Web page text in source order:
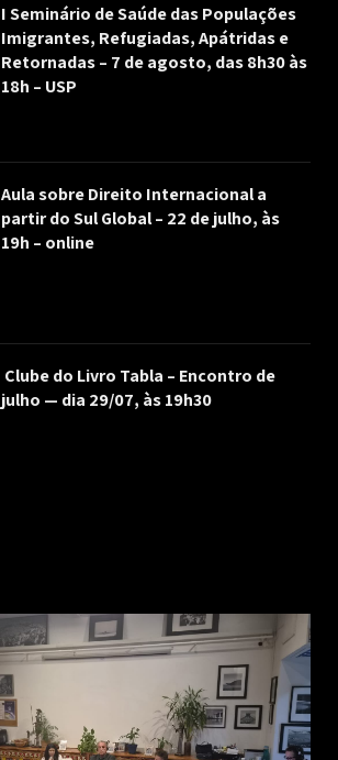
I Seminário de Saúde das Populações
Imigrantes, Refugiadas, Apátridas e
Retornadas – 7 de agosto, das 8h30 às
18h – USP
Aula sobre Direito Internacional a
partir do Sul Global – 22 de julho, às
19h – online
Clube do Livro Tabla – Encontro de
julho — dia 29/07, às 19h30